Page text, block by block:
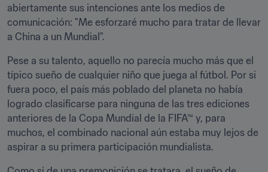
abiertamente sus intenciones ante los medios de
comunicación: "Me esforzaré mucho para tratar de llevar
a China a un Mundial".
Pese a su talento, aquello no parecía mucho más que el
típico sueño de cualquier niño que juega al fútbol. Por si
fuera poco, el país más poblado del planeta no había
logrado clasificarse para ninguna de las tres ediciones
anteriores de la Copa Mundial de la FIFA™ y, para
muchos, el combinado nacional aún estaba muy lejos de
aspirar a su primera participación mundialista.